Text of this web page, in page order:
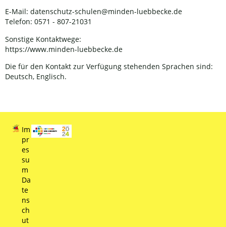
E-Mail: datenschutz-schulen@minden-luebbecke.de
Telefon: 0571 - 807-21031
Sonstige Kontaktwege:
https://www.minden-luebbecke.de
Die für den Kontakt zur Verfügung stehenden Sprachen sind:
Deutsch, Englisch.
Im
pr
es
su
m
Da
te
ns
ch
ut